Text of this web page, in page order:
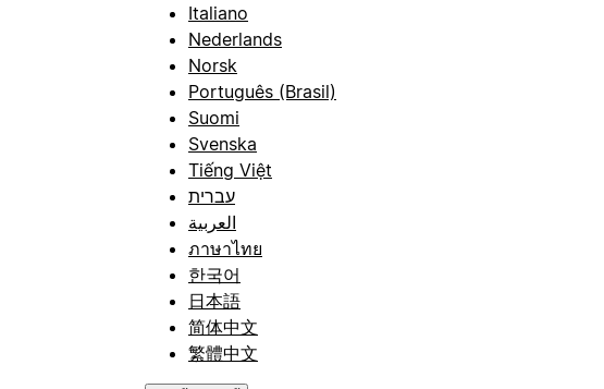
Italiano
Nederlands
Norsk
Português (Brasil)
Suomi
Svenska
Tiếng Việt
עברית
العربية
ภาษาไทย
한국어
日本語
简体中文
繁體中文